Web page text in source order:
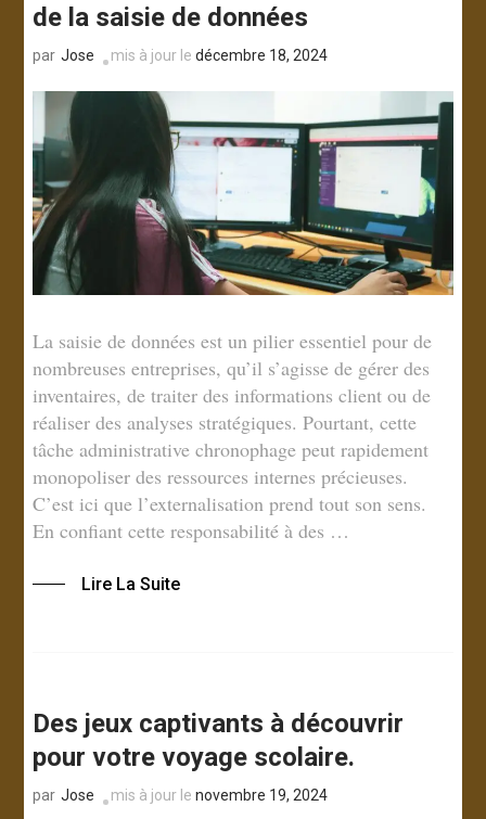
de la saisie de données
par Jose mis à jour ledécembre 18, 2024
La saisie de données est un pilier essentiel pour de
nombreuses entreprises, qu’il s’agisse de gérer des
inventaires, de traiter des informations client ou de
réaliser des analyses stratégiques. Pourtant, cette
tâche administrative chronophage peut rapidement
monopoliser des ressources internes précieuses.
C’est ici que l’externalisation prend tout son sens.
En confiant cette responsabilité à des …
Lire La Suite
Des jeux captivants à découvrir
pour votre voyage scolaire.
par Jose mis à jour lenovembre 19, 2024